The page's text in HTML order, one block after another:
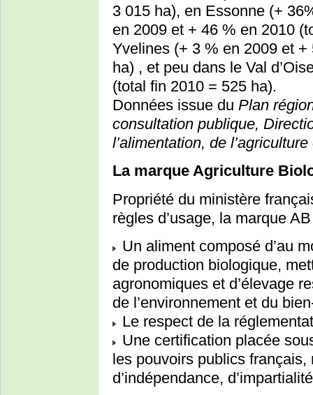
3 015 ha), en Essonne (+
en 2009 et + 46 % en 2010
Yvelines (+ 3 % en 2009 et
ha) , et peu dans le Val
(total fin 2010 = 525 ha).
Données issue du Plan
consultation publique,
l’alimentation, de
La marque Agriculture
Propriété du ministère
règles d’usage, la marque
Un aliment composé d’au
de production biologique,
agronomiques et d’élevage
de l’environnement et du
Le respect de la
Une certification placée
les pouvoirs publics
d’indépendance,